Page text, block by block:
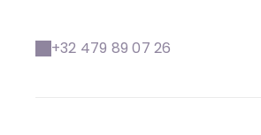
+32 479 89 07 26